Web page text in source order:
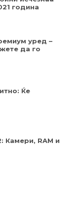
година
уред –
да го
Ќе
Камери, RAM и